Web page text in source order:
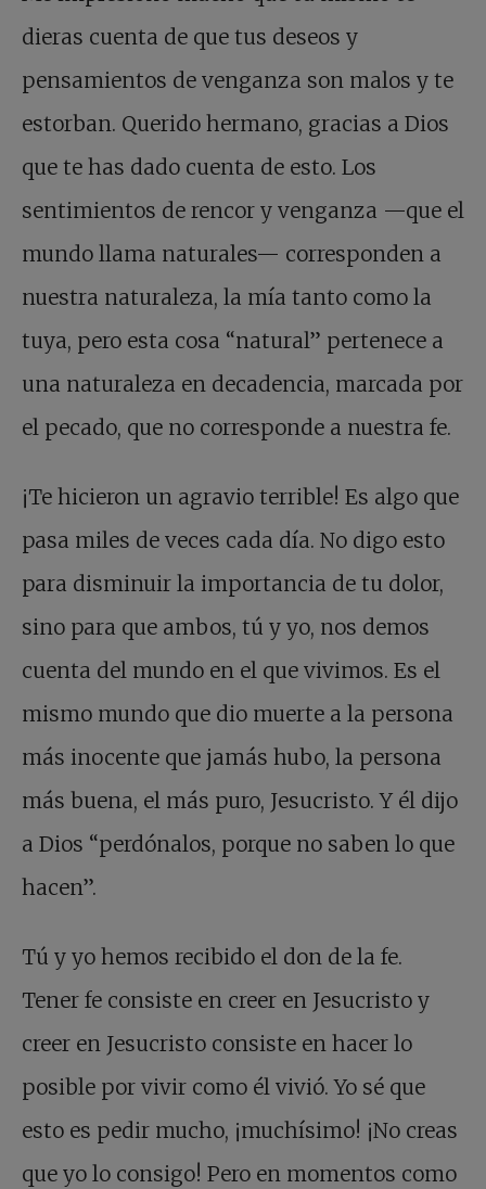
dieras cuenta de que tus deseos y
pensamientos de venganza son malos y te
estorban. Querido hermano, gracias a Dios
que te has dado cuenta de esto. Los
sentimientos de rencor y venganza —que el
mundo llama naturales— corresponden a
nuestra naturaleza, la mía tanto como la
tuya, pero esta cosa “natural” pertenece a
una naturaleza en decadencia, marcada por
el pecado, que no corresponde a nuestra fe.
¡Te hicieron un agravio terrible! Es algo que
pasa miles de veces cada día. No digo esto
para disminuir la importancia de tu dolor,
sino para que ambos, tú y yo, nos demos
cuenta del mundo en el que vivimos. Es el
mismo mundo que dio muerte a la persona
más inocente que jamás hubo, la persona
más buena, el más puro, Jesucristo. Y él dijo
a Dios “perdónalos, porque no saben lo que
hacen”.
Tú y yo hemos recibido el don de la fe.
Tener fe consiste en creer en Jesucristo y
creer en Jesucristo consiste en hacer lo
posible por vivir como él vivió. Yo sé que
esto es pedir mucho, ¡muchísimo! ¡No creas
que yo lo consigo! Pero en momentos como